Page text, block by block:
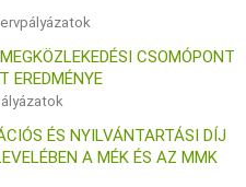
CSOMÓPONT
EREDMÉNYE
ÉS NYILVÁNTARTÁSI DÍJ
A MÉK ÉS AZ MMK